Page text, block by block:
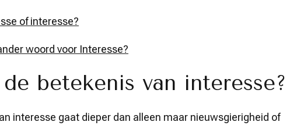
of interesse?
woord voor Interesse?
betekenis van interesse?
interesse gaat dieper dan alleen maar nieuwsgierigheid of